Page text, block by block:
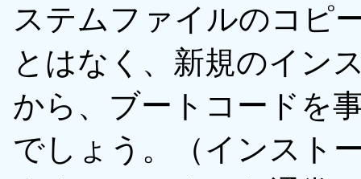
ステムファイルのコピ
とはなく、新規のイン
から、ブートコードを
でしょう。（インスト